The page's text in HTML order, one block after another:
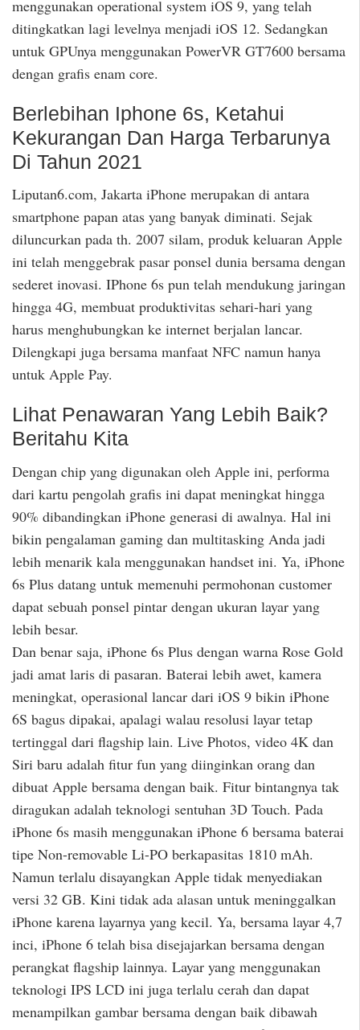
menggunakan operational system iOS 9, yang telah
ditingkatkan lagi levelnya menjadi iOS 12. Sedangkan
untuk GPUnya menggunakan PowerVR GT7600 bersama
dengan grafis enam core.
Berlebihan Iphone 6s, Ketahui
Kekurangan Dan Harga Terbarunya
Di Tahun 2021
Liputan6.com, Jakarta iPhone merupakan di antara
smartphone papan atas yang banyak diminati. Sejak
diluncurkan pada th. 2007 silam, produk keluaran Apple
ini telah menggebrak pasar ponsel dunia bersama dengan
sederet inovasi. IPhone 6s pun telah mendukung jaringan
hingga 4G, membuat produktivitas sehari-hari yang
harus menghubungkan ke internet berjalan lancar.
Dilengkapi juga bersama manfaat NFC namun hanya
untuk Apple Pay.
Lihat Penawaran Yang Lebih Baik?
Beritahu Kita
Dengan chip yang digunakan oleh Apple ini, performa
dari kartu pengolah grafis ini dapat meningkat hingga
90% dibandingkan iPhone generasi di awalnya. Hal ini
bikin pengalaman gaming dan multitasking Anda jadi
lebih menarik kala menggunakan handset ini. Ya, iPhone
6s Plus datang untuk memenuhi permohonan customer
dapat sebuah ponsel pintar dengan ukuran layar yang
lebih besar.
Dan benar saja, iPhone 6s Plus dengan warna Rose Gold
jadi amat laris di pasaran. Baterai lebih awet, kamera
meningkat, operasional lancar dari iOS 9 bikin iPhone
6S bagus dipakai, apalagi walau resolusi layar tetap
tertinggal dari flagship lain. Live Photos, video 4K dan
Siri baru adalah fitur fun yang diinginkan orang dan
dibuat Apple bersama dengan baik. Fitur bintangnya tak
diragukan adalah teknologi sentuhan 3D Touch. Pada
iPhone 6s masih menggunakan iPhone 6 bersama baterai
tipe Non-removable Li-PO berkapasitas 1810 mAh.
Namun terlalu disayangkan Apple tidak menyediakan
versi 32 GB. Kini tidak ada alasan untuk meninggalkan
iPhone karena layarnya yang kecil. Ya, bersama layar 4,7
inci, iPhone 6 telah bisa disejajarkan bersama dengan
perangkat flagship lainnya. Layar yang menggunakan
teknologi IPS LCD ini juga terlalu cerah dan dapat
menampilkan gambar bersama dengan baik dibawah